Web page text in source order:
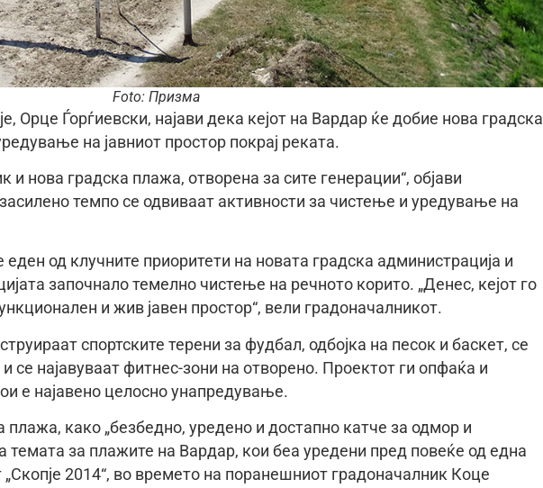
Foto: Призма
Орце Ѓорѓиевски, најави дека кејот на Вардар ќе добие нова градска
на јавниот простор покрај реката.
и нова градска плажа, отворена за сите генерации“, објави
темпо се одвиваат активности за чистење и уредување на
еден од клучните приоритети на новата градска администрација и
започнало темелно чистење на речното корито. „Денес, кејот го
и жив јавен простор“, вели градоначалникот.
спортските терени за фудбал, одбојка на песок и баскет, се
се најавуваат фитнес-зони на отворено. Проектот ги опфаќа и
е најавено целосно унапредување.
плажа, како „безбедно, уредено и достапно катче за одмор и
темата за плажите на Вардар, кои беа уредени пред повеќе од една
2014“, во времето на поранешниот градоначалник Коце